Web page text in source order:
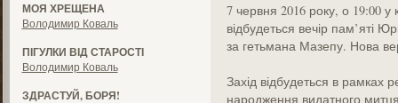
МОЯ ХРЕЩЕНА
Володимир Коваль
ПІГУЛКИ ВІД СТАРОСТІ
Володимир Коваль
ЗДРАСТУЙ, БОРЯ!
7 червня 2016 року, о 19:00 у
відбудеться вечір пам’яті
за гетьмана Мазепу. Нова
Захід відбудеться в рамках
народження видатного